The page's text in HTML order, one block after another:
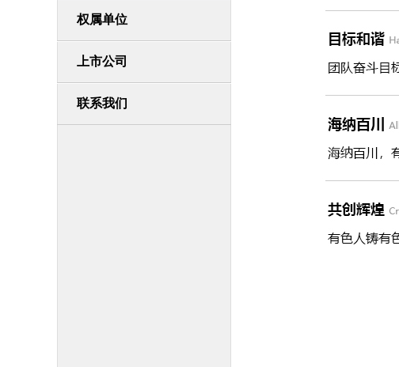
权属单位
上市公司
联系我们